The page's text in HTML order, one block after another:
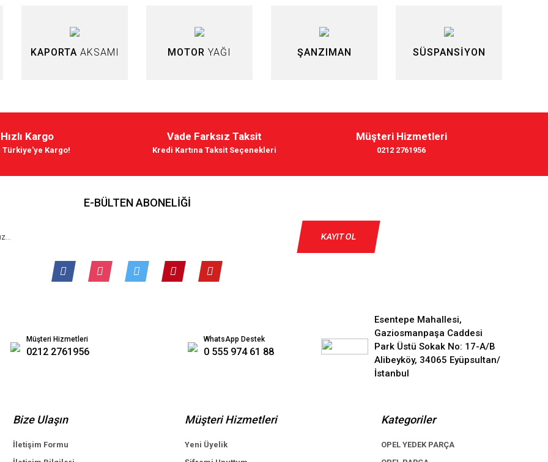
KAPORTA AKSAMI MOTOR YAĞI ŞANZIMAN SÜSPANSİYON
Hızlı Kargo
Türkiye'ye Kargo!
Vade Farksız Taksit
Kredi Kartına Taksit Seçenekleri
Müşteri Hizmetleri
0212 2761956
E-BÜLTEN ABONELİĞİ
KAYIT OL
Müşteri Hizmetleri
0212 2761956
WhatsApp Destek
0 555 974 61 88
Esentepe Mahallesi,
Gaziosmanpaşa Caddesi
Park Üstü Sokak No: 17-A/B
Alibeyköy, 34065 Eyüpsultan/
İstanbul
Bize Ulaşın
İletişim Formu
Müşteri Hizmetleri
Yeni Üyelik
Kategoriler
OPEL YEDEK PARÇA